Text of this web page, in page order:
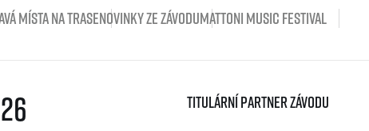
místa na traseNovinky ze závoduMattoni Music Festival
Titulární partner závodu